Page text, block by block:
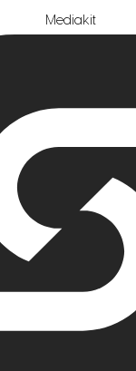
Mediakit